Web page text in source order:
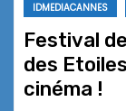
IDMEDIACANNES
Festival
des
cinéma !